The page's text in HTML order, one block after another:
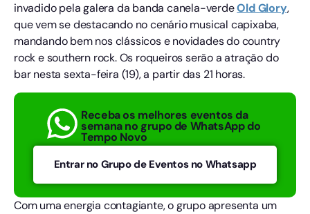
invadido pela galera da banda canela-verdeOld Glory,
que vem se destacando no cenário musical capixaba,
mandando bem nos clássicos e novidades do country
rock e southern rock. Os roqueiros serão a atração do
bar nesta sexta-feira (19), a partir das 21 horas.
Receba os melhores eventos da
semana no grupo de WhatsApp do
Tempo Novo
Entrar no Grupo de Eventos no Whatsapp
Com uma energia contagiante, o grupo apresenta um